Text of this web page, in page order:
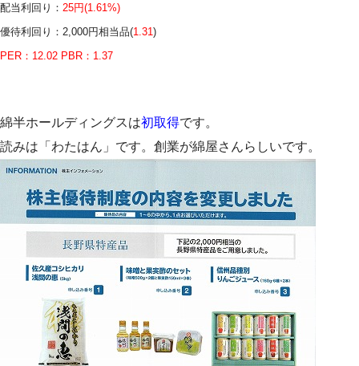
配当利回り： 25円(1.61%)
優待利回り：2,000円相当品(1.31 )
PER：12.02 PBR：1.37
綿半ホールディングスは初取得です。
読みは「わたはん」です。創業が綿屋さんらしいです。